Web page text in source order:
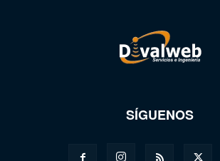
SÍGUENOS